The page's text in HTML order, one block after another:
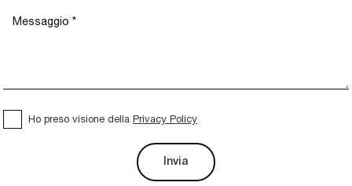
Ho preso visione della Privacy Policy
Invia